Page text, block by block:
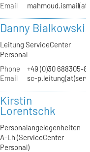
Email
Danny Bialkowski
Leitung ServiceCenter
Personal
Phone
+49 (0)30 688305-
Email
sc-
Kirstin
Lorentschk
Personalangelegenheiten
A-Lh (ServiceCenter
Personal)